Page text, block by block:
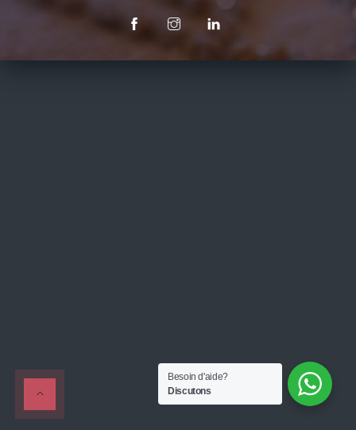
Besoin d'aide?
Discutons